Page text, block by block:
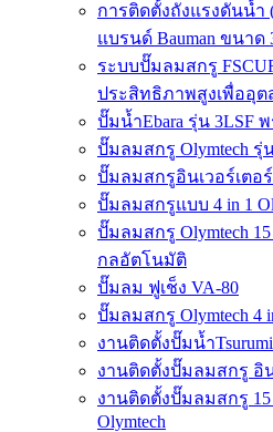
การติดตั้งถังแรงดันน้ำ
แบรนด์ Bauman ขนาด
ระบบปั๊มลมสกรู
ประสิทธิภาพสูงเพื่ออุ
ปั๊มน้ำEbara รุ่น 3LSF
ปั๊มลมสกรู Olymtech รุ่น
ปั๊มลมสกรูอินเวอร์เตอร์
ปั๊มลมสกรูแบบ 4 in 1
ปั๊มลมสกรู Olymtech
กลอัตโนมัติ
ปั๊มลม ฟูเช็ง VA-80
ปั๊มลมสกรู Olymtech 4
งานติดตั้งปั๊มน้ำ
งานติดตั้งปั๊มลมสกรู อิน
งานติดตั้งปั๊มลมสกรู 15
Olymtech